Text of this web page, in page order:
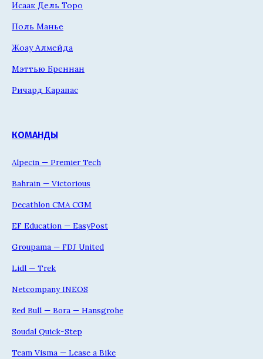
Исаак Дель Торо
Поль Манье
Жоау Алмейда
Мэттью Бреннан
Ричард Карапас
КОМАНДЫ
Alpecin — Premier Tech
Bahrain — Victorious
Decathlon CMA CGM
EF Education — EasyPost
Groupama — FDJ United
Lidl — Trek
Netcompany INEOS
Red Bull — Bora — Hansgrohe
Soudal Quick-Step
Team Visma — Lease a Bike